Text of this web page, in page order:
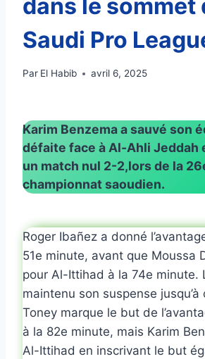
dans le sommet
Saudi Pro
Par El Habib avril 6, 2025
Karim Benzema a sauvé son
défaite face à Al-Ahli Jeddah
un match nul 2-2,lors de la
championnat saoudien.
Roger Ibañez a donné
51e minute, avant que Moussa
pour Al-Ittihad à la 74e minute.
maintenu son suspense jusqu’à
Toney marque le but de
à la 82e minute, mais Karim
Al-Ittihad en inscrivant le but